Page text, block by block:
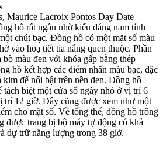
Maurice Lacroix Pontos Day Date
hồ rất ngầu nhờ kiểu dáng nam tính
chút bạc. Đồng hồ có một mặt số màu
vào hoạ tiết tia nắng quen thuộc. Phần
bò màu đen với khóa gấp bằng thép
hồ kết hợp các điểm nhấn màu bạc, đặc
kim để nổi bật trên nền đen. Đồng hồ
tách biệt một cửa sổ ngày nhỏ ở vị trí 6
trí 12 giờ. Đây cũng được xem như một
cho mặt số. Về tổng thể, đồng hồ trông
được trang bị bộ máy tự động có khả
dự trữ năng lượng trong 38 giờ.